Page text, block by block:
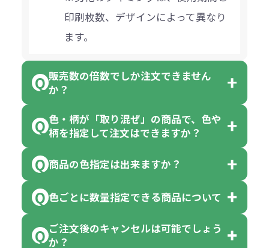
印刷枚数、デザインによって異なり
ます。
販売数の倍数でしか注文できません
か？
一部商品（※）を除き、注文可能数
です。
ります。
色・柄が「取り混ぜ」の商品で、色や
柄を指定して注文はできますか？
「色・柄 取り混ぜ」のラベルがつい
ている商品は、色指定不可となって
ん。
商品の色指定は出来ますか？
色指定できる商品もございますが商
品の詳細に「色・柄 取り混ぜ」のラ
ベルや商品画像に「〇色取混ぜ」な
色ごとに数量指定できる商品について
「選べる本体色」のラベルが付いて
ご注文後のキャンセルは可能でしょう
か？